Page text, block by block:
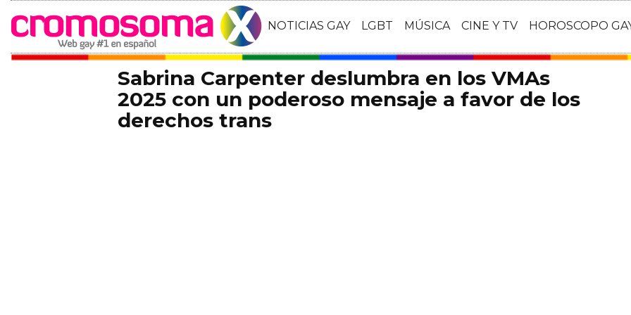
NOTICIAS GAY LGBT MÚSICA CINE Y TV HOROSCOPO
Sabrina Carpenter deslumbra en los VMAs
2025 con un poderoso mensaje a favor de los
derechos trans